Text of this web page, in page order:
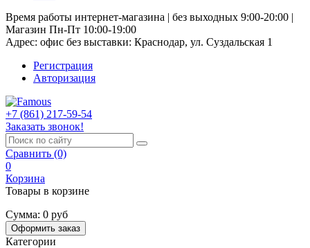
Время работы интернет-магазина | без выходных 9:00-20:00 |
Магазин Пн-Пт 10:00-19:00
Адрес: офис без выставки: Краснодар, ул. Суздальская 1
Регистрация
Авторизация
+7 (861) 217-59-54
Заказать звонок!
Сравнить (0)
0
Корзина
Товары в корзине
Сумма: 0 руб
Оформить заказ
Категории